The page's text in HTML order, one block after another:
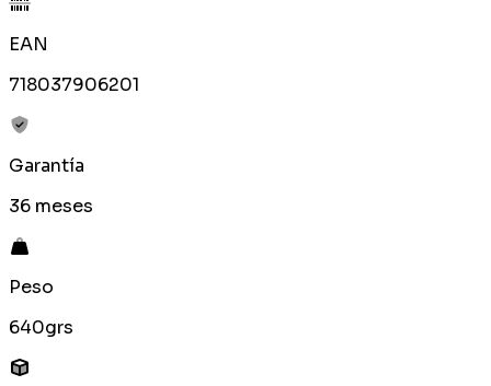
EAN
718037906201
Garantía
36 meses
Peso
640grs